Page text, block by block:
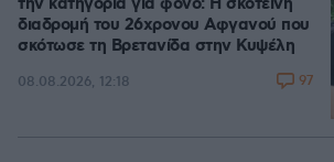
την κατηγορία για φόνο: Η σκοτεινή
διαδρομή του 26χρονου Αφγανού που
σκότωσε τη Βρετανίδα στην Κυψέλη
08.08.2026, 12:18 97